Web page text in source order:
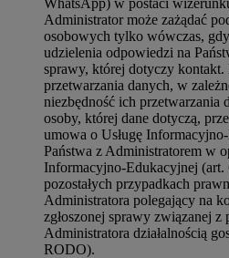
Administrator może zażądać
osobowych tylko wówczas,
udzielenia odpowiedzi na
sprawy, której dotyczy kontakt.
przetwarzania danych, w
niezbędność ich przetwarzania
osoby, której dane dotyczą,
umowa o Usługę
Państwa z Administratorem w
Informacyjno-Edukacyjnej
pozostałych przypadkach
Administratora polegający na
zgłoszonej sprawy związanej z
Administratora działalnością
RODO).